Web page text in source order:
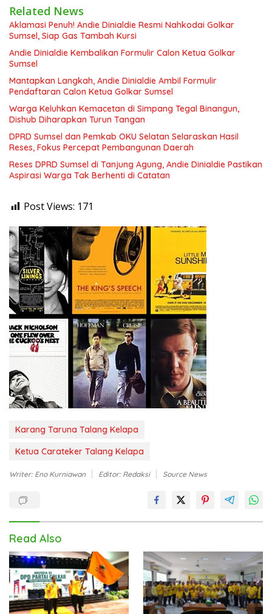
Related News
Aklamasi Penuh! Andie Dinialdie Resmi Nahkodai Golkar
Sumsel, Siap Gas Tambah Kursi
Andie Dinialdie Kembalikan Formulir Calon Ketua Golkar
Sumsel
Mantapkan Langkah, Andie Dinialdie Ambil Formulir
Pendaftaran Calon Ketua Golkar Sumsel
Warga Keluhkan Kemacetan di Simpang Tegal Binangun,
Dishub Diharapkan Turun Tangan
DPRD Sumsel dan Pemkab OKU Selatan Selaraskan Hasil
Reses, Fokus Percepat Pembangunan Daerah
Reses DPRD Sumsel di Tanjung Agung, Andie Dinialdie Pastikan
Aspirasi Warga Tak Berhenti di Catatan
Post Views: 171
Karang Taruna Talang Kelapa
Ketua Carateker Talang Kelapa
Writer: Eno Kurniawan Editor: Redaksi Source News
Read Also